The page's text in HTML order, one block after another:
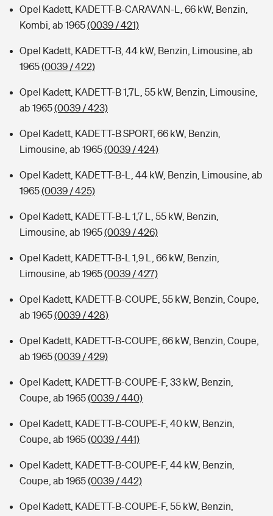
Opel Kadett, KADETT-B-CARAVAN-L, 66 kW, Benzin,
Kombi, ab 1965(0039 / 421)
Opel Kadett, KADETT-B, 44 kW, Benzin, Limousine, ab
1965(0039 / 422)
Opel Kadett, KADETT-B 1,7L, 55 kW, Benzin, Limousine,
ab 1965(0039 / 423)
Opel Kadett, KADETT-B SPORT, 66 kW, Benzin,
Limousine, ab 1965(0039 / 424)
Opel Kadett, KADETT-B-L, 44 kW, Benzin, Limousine, ab
1965(0039 / 425)
Opel Kadett, KADETT-B-L 1,7 L, 55 kW, Benzin,
Limousine, ab 1965(0039 / 426)
Opel Kadett, KADETT-B-L 1,9 L, 66 kW, Benzin,
Limousine, ab 1965(0039 / 427)
Opel Kadett, KADETT-B-COUPE, 55 kW, Benzin, Coupe,
ab 1965(0039 / 428)
Opel Kadett, KADETT-B-COUPE, 66 kW, Benzin, Coupe,
ab 1965(0039 / 429)
Opel Kadett, KADETT-B-COUPE-F, 33 kW, Benzin,
Coupe, ab 1965(0039 / 440)
Opel Kadett, KADETT-B-COUPE-F, 40 kW, Benzin,
Coupe, ab 1965(0039 / 441)
Opel Kadett, KADETT-B-COUPE-F, 44 kW, Benzin,
Coupe, ab 1965(0039 / 442)
Opel Kadett, KADETT-B-COUPE-F, 55 kW, Benzin,